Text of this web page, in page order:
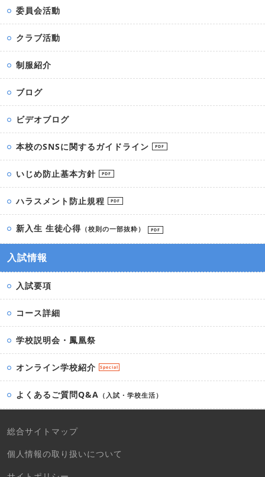
委員会活動
クラブ活動
制服紹介
ブログ
ビデオブログ
本校のSNSに関するガイドライン PDF
いじめ防止基本方針 PDF
ハラスメント防止規程 PDF
新入生 生徒心得 （校則の一部抜粋） PDF
入試情報
入試要項
コース詳細
学校説明会・鳳凰祭
オンライン学校紹介 Special
よくあるご質問Q&A （入試・学校生活）
総合サイトマップ
個人情報の取り扱いについて